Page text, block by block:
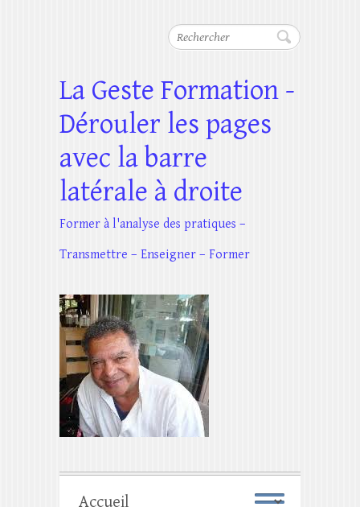
Rechercher
La Geste Formation -
Dérouler les pages
avec la barre
latérale à droite
Former à l'analyse des pratiques –
Transmettre – Enseigner – Former